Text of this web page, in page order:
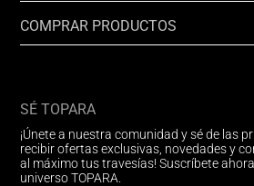
COMPRAR PRODUCTOS
SÉ TOPARA
¡Únete a nuestra comunidad y sé de las
recibir ofertas exclusivas, novedades y
al máximo tus travesías! Suscríbete
universo TOPARA.